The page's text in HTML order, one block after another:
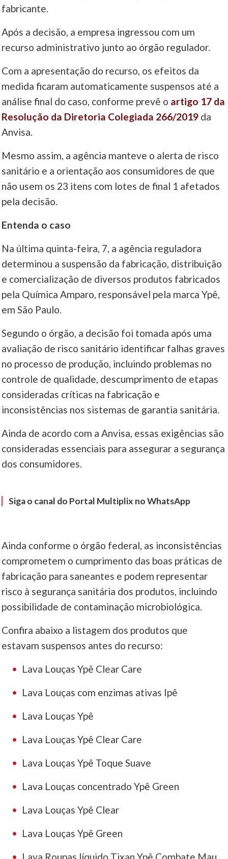
fabricante.
Após a decisão, a empresa ingressou com um
recurso administrativo junto ao órgão regulador.
Com a apresentação do recurso, os efeitos da
medida ficaram automaticamente suspensos até a
análise final do caso, conforme prevê o artigo 17 da
Resolução da Diretoria Colegiada 266/2019 da
Anvisa.
Mesmo assim, a agência manteve o alerta de risco
sanitário e a orientação aos consumidores de que
não usem os 23 itens com lotes de final 1 afetados
pela decisão.
Entenda o caso
Na última quinta-feira, 7, a agência reguladora
determinou a suspensão da fabricação, distribuição
e comercialização de diversos produtos fabricados
pela Química Amparo, responsável pela marca Ypê,
em São Paulo.
Segundo o órgão, a decisão foi tomada após uma
avaliação de risco sanitário identificar falhas graves
no processo de produção, incluindo problemas no
controle de qualidade, descumprimento de etapas
consideradas críticas na fabricação e
inconsistências nos sistemas de garantia sanitária.
Ainda de acordo com a Anvisa, essas exigências são
consideradas essenciais para assegurar a segurança
dos consumidores.
Siga o canal do Portal Multiplix no WhatsApp
Ainda conforme o órgão federal, as inconsistências
comprometem o cumprimento das boas práticas de
fabricação para saneantes e podem representar
risco à segurança sanitária dos produtos, incluindo
possibilidade de contaminação microbiológica.
Confira abaixo a listagem dos produtos que
estavam suspensos antes do recurso:
Lava Louças Ypê Clear Care
Lava Louças com enzimas ativas Ipê
Lava Louças Ypê
Lava Louças Ypê Clear Care
Lava Louças Ypê Toque Suave
Lava Louças concentrado Ypê Green
Lava Louças Ypê Clear
Lava Louças Ypê Green